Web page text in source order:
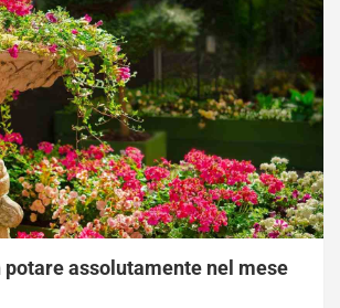
potare assolutamente nel mese